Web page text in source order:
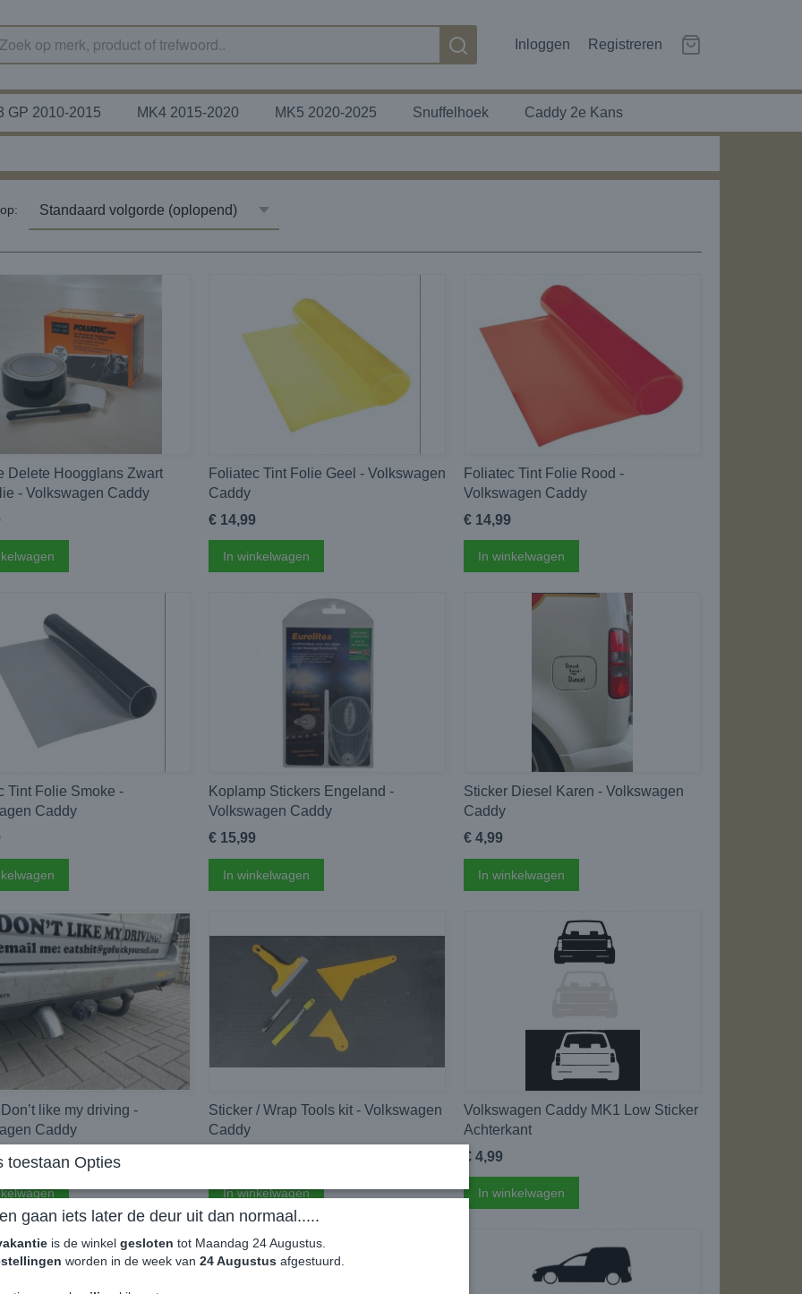
Inloggen Registreren
GP 2010-2015 MK4 2015-2020 MK5 2020-2025 Snuffelhoek Caddy 2e Kans
op:
Delete Hoogglans Zwart
- Volkswagen Caddy
Foliatec Tint Folie Geel - Volkswagen
Caddy
€ 14,99
In winkelwagen
Foliatec Tint Folie Rood -
Volkswagen Caddy
€ 14,99
In winkelwagen
Tint Folie Smoke -
Caddy
Koplamp Stickers Engeland -
Volkswagen Caddy
€ 15,99
In winkelwagen
Sticker Diesel Karen - Volkswagen
Caddy
€ 4,99
In winkelwagen
like my driving -
Caddy
Sticker / Wrap Tools kit - Volkswagen
Caddy
In winkelwagen
Volkswagen Caddy MK1 Low Sticker
Achterkant
€ 4,99
In winkelwagen
toestaan Opties
gaan iets later de deur uit dan normaal.....
is de winkel gesloten tot Maandag 24 Augustus.
worden in de week van 24 Augustus afgestuurd.